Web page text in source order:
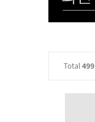
Total 499